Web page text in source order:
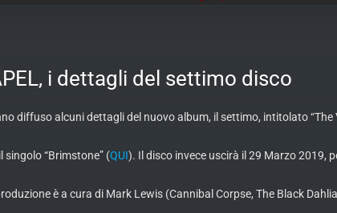
i dettagli del settimo disco
diffuso alcuni dettagli del nuovo album, il settimo, intitolato “The
singolo “Brimstone” (QUI). Il disco invece uscirà il 29 Marzo 2019,
è a cura di Mark Lewis (Cannibal Corpse, The Black